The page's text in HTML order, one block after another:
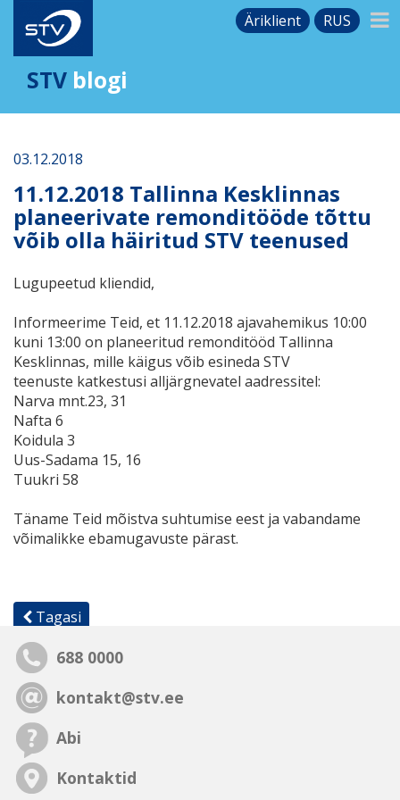
Äriklient RUS
STV blogi
03.12.2018
11.12.2018 Tallinna Kesklinnas
planeerivate remonditööde tõttu
võib olla häiritud STV teenused
Lugupeetud kliendid,
Informeerime Teid, et 11.12.2018 ajavahemikus 10:00
kuni 13:00 on planeeritud remonditööd Tallinna
Kesklinnas, mille käigus võib esineda STV
teenuste katkestusi alljärgnevatel aadressitel:
Narva mnt.23, 31
Nafta 6
Koidula 3
Uus-Sadama 15, 16
Tuukri 58
Täname Teid mõistva suhtumise eest ja vabandame
võimalikke ebamugavuste pärast.
Tagasi
688 0000
kontakt@stv.ee
Abi
Kontaktid